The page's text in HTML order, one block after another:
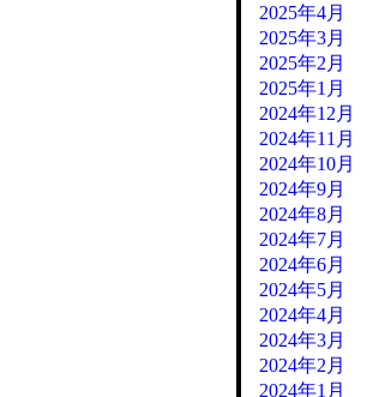
2025年4月
2025年3月
2025年2月
2025年1月
2024年12月
2024年11月
2024年10月
2024年9月
2024年8月
2024年7月
2024年6月
2024年5月
2024年4月
2024年3月
2024年2月
2024年1月